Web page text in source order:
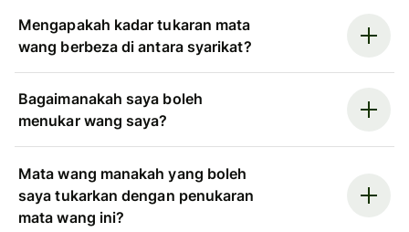
Mengapakah kadar tukaran mata
wang berbeza di antara syarikat?
Bagaimanakah saya boleh
menukar wang saya?
Mata wang manakah yang boleh
saya tukarkan dengan penukaran
mata wang ini?